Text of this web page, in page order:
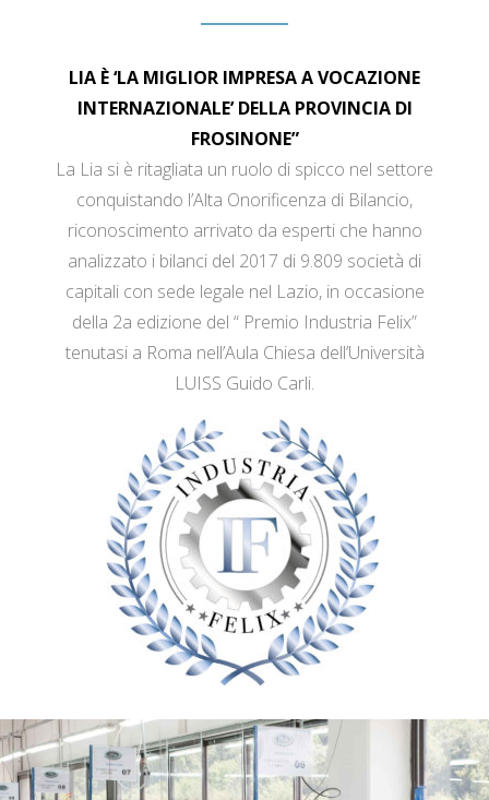
LIA È ‘LA MIGLIOR IMPRESA A VOCAZIONE
INTERNAZIONALE’ DELLA PROVINCIA DI
FROSINONE”
La Lia si è ritagliata un ruolo di spicco nel settore
conquistando l’Alta Onorificenza di Bilancio,
riconoscimento arrivato da esperti che hanno
analizzato i bilanci del 2017 di 9.809 società di
capitali con sede legale nel Lazio, in occasione
della 2a edizione del “ Premio Industria Felix”
tenutasi a Roma nell’Aula Chiesa dell’Università
LUISS Guido Carli.